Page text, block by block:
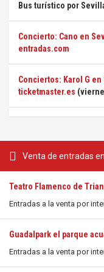
Venta de entradas
Teatro Flamenco de
Entradas a la venta por
Guadalpark el parque
Entradas a la venta por
Bus turístico por
Concierto: Cano en
entradas.com
Conciertos: Karol G en
ticketmaster.es